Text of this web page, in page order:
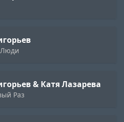
& Катя Лазарева
Раз